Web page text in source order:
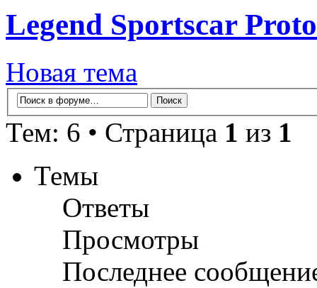
Legend Sportscar
Новая тема
Тем: 6 • Страница 1 из 1
Темы
Ответы
Просмотры
Последнее